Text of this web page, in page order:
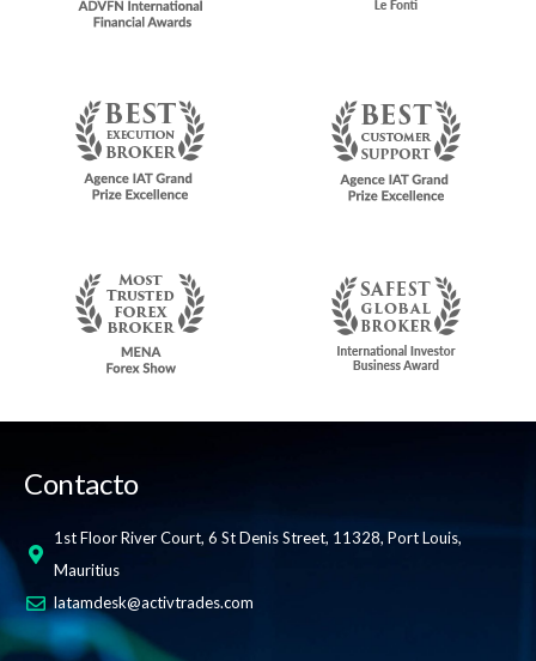
Contacto
1st Floor River Court, 6 St Denis Street, 11328, Port Louis,
Mauritius
latamdesk@activtrades.com